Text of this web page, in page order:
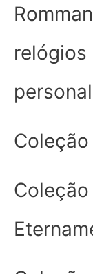
relógios
Coleção